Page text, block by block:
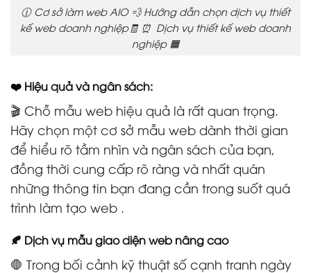
🕧 Cơ sở làm web AIO 💨 Hướng dẫn chọn dịch vụ thiết
kế web doanh nghiệp🧾 ⏰ Dịch vụ thiết kế web doanh
nghiệp 🟧
❤️ Hiệu quả và ngân sách:
🎬 Chỗ mẫu web hiệu quả là rất quan trọng.
Hãy chọn một cơ sở mẫu web dành thời gian
để hiểu rõ tầm nhìn và ngân sách của bạn,
đồng thời cung cấp rõ ràng và nhất quán
những thông tin bạn đang cần trong suốt quá
trình làm tạo web .
🍂 Dịch vụ mẫu giao diện web nâng cao
🛑 Trong bối cảnh kỹ thuật số cạnh tranh ngày